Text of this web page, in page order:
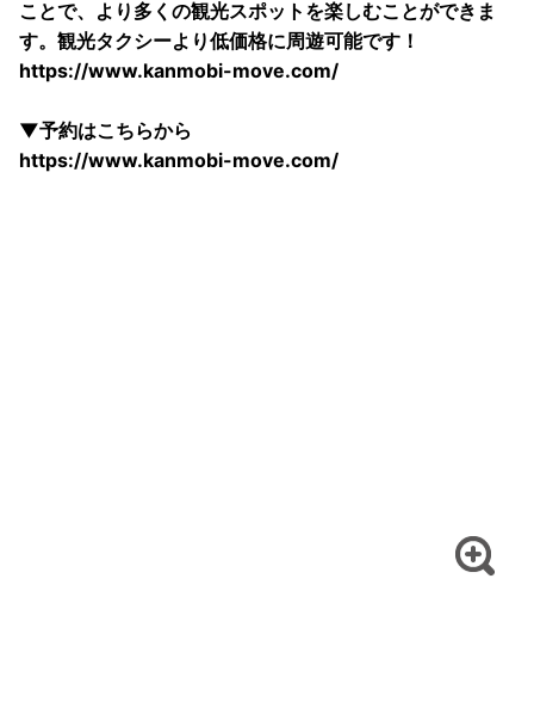
ことで、より多くの観光スポットを楽しむことができま
す。観光タクシーより低価格に周遊可能です！
https://www.kanmobi-move.com/
▼予約はこちらから
https://www.kanmobi-move.com/